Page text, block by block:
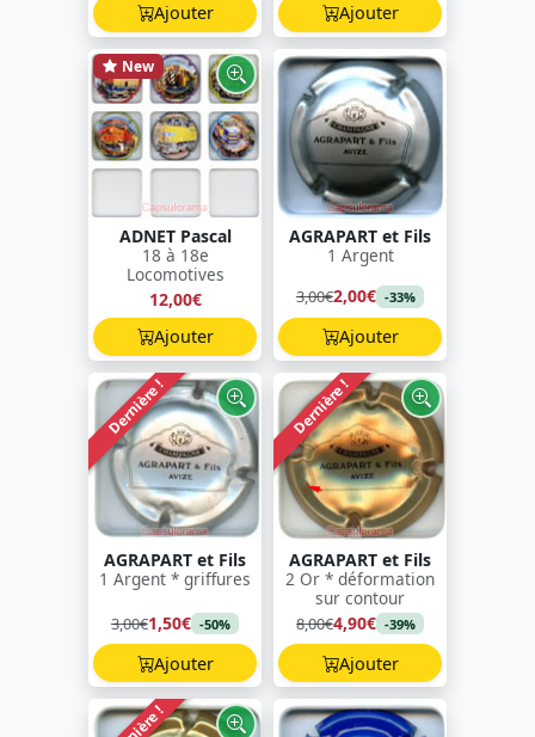
Ajouter
Ajouter
New
ADNET Pascal
18 à 18e
Locomotives
12,00€
Ajouter
AGRAPART et Fils
1 Argent
3,00€2,00€ -33%
Ajouter
Dernière !
AGRAPART et Fils
1 Argent * griffures
3,00€1,50€ -50%
Ajouter
Dernière !
AGRAPART et Fils
2 Or * déformation
sur contour
8,00€4,90€ -39%
Ajouter